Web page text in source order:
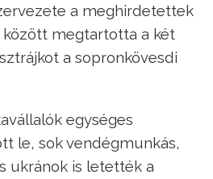
a meghirdetettek
között megtartotta a két
a sopronkövesdi
egységes
le, sok vendégmunkás,
ukránok is letették a